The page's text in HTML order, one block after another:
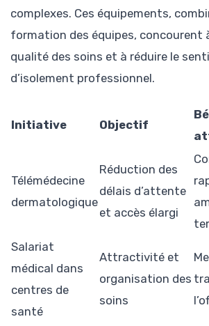
complexes. Ces équipements,
formation des équipes, concourent
qualité des soins et à réduire le
d’isolement professionnel.
Initiative Objectif
Télémédecine
dermatologique
Réduction des
délais d’attente
et accès élargi
Salariat
médical dans
centres de
santé
Attractivité et
organisation des
soins